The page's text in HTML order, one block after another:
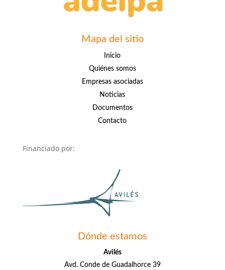
Mapa del sitio
Inicio
Quiénes somos
Empresas asociadas
Noticias
Documentos
Contacto
Financiado por:
Dónde estamos
Avilés
Avd. Conde de Guadalhorce 39